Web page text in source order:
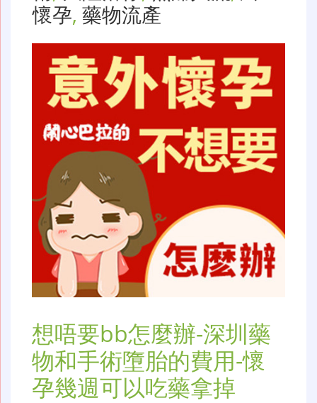
懷孕, 藥物流產
想唔要bb怎麼辦-深圳藥
物和手術墮胎的費用-懷
孕幾週可以吃藥拿掉